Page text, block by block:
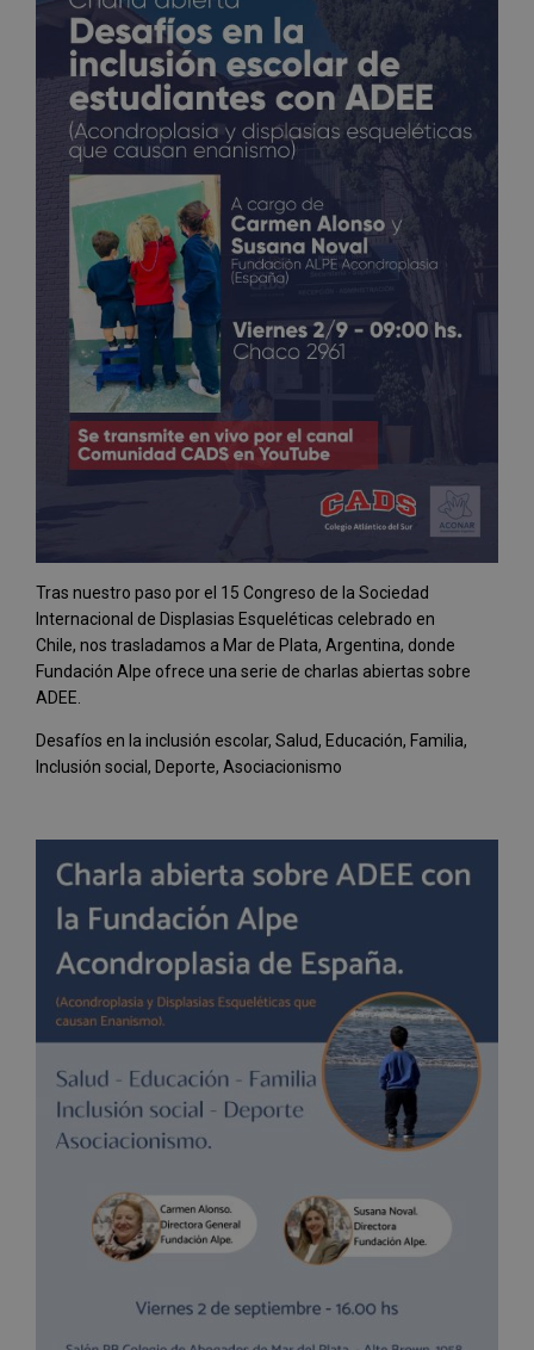
Tras nuestro paso por el 15 Congreso de la Sociedad
Internacional de Displasias Esqueléticas celebrado en
Chile, nos trasladamos a Mar de Plata, Argentina, donde
Fundación Alpe ofrece una serie de charlas abiertas sobre
ADEE.
Desafíos en la inclusión escolar, Salud, Educación, Familia,
Inclusión social, Deporte, Asociacionismo